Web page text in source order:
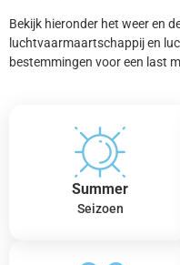
Bekijk hieronder het weer en
luchtvaarmaartschappij en
bestemmingen voor een last
Summer
Seizoen